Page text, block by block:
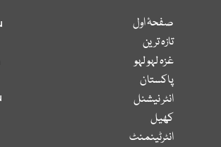
صفحۂ اول
تازہ ترین
غزہ لہو لہو
پاکستان
انٹر نیشنل
کھیل
انٹرٹینمنٹ